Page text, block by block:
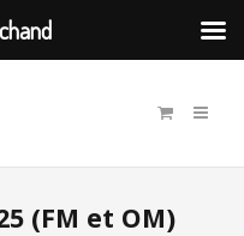
(FM et OM)